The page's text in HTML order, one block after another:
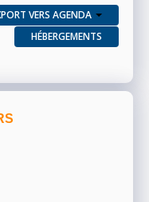
VERS AGENDA
HÉBERGEMENTS